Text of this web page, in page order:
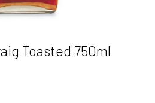
Toasted 750ml